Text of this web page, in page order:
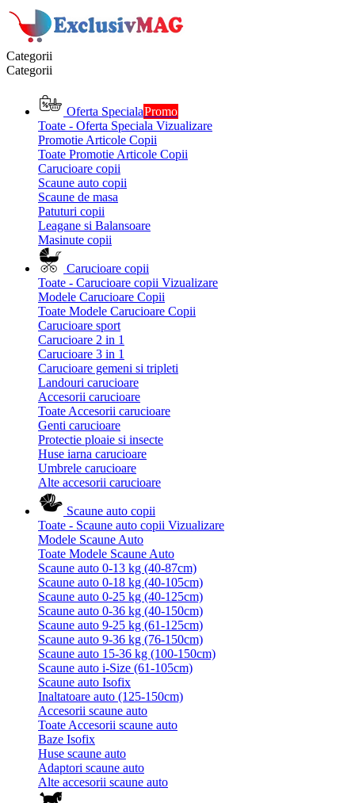
Categorii
Categorii
Oferta SpecialaPromo
Toate - Oferta Speciala Vizualizare
Promotie Articole Copii
Toate Promotie Articole Copii
Carucioare copii
Scaune auto copii
Scaune de masa
Patuturi copii
Leagane si Balansoare
Masinute copii
Carucioare copii
Toate - Carucioare copii Vizualizare
Modele Carucioare Copii
Toate Modele Carucioare Copii
Carucioare sport
Carucioare 2 in 1
Carucioare 3 in 1
Carucioare gemeni si tripleti
Landouri carucioare
Accesorii carucioare
Toate Accesorii carucioare
Genti carucioare
Protectie ploaie si insecte
Huse iarna carucioare
Umbrele carucioare
Alte accesorii carucioare
Scaune auto copii
Toate - Scaune auto copii Vizualizare
Modele Scaune Auto
Toate Modele Scaune Auto
Scaune auto 0-13 kg (40-87cm)
Scaune auto 0-18 kg (40-105cm)
Scaune auto 0-25 kg (40-125cm)
Scaune auto 0-36 kg (40-150cm)
Scaune auto 9-25 kg (61-125cm)
Scaune auto 9-36 kg (76-150cm)
Scaune auto 15-36 kg (100-150cm)
Scaune auto i-Size (61-105cm)
Scaune auto Isofix
Inaltatoare auto (125-150cm)
Accesorii scaune auto
Toate Accesorii scaune auto
Baze Isofix
Huse scaune auto
Adaptori scaune auto
Alte accesorii scaune auto